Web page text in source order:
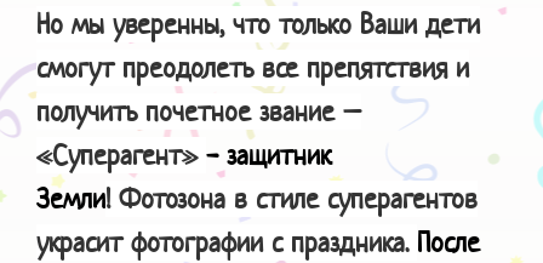
Но мы уверенны, что только Ваши дети
смогут преодолеть все препятствия и
получить почетное звание –
«Суперагент» - защитник
Земли! Фотозона в стиле суперагентов
украсит фотографии с праздника. После